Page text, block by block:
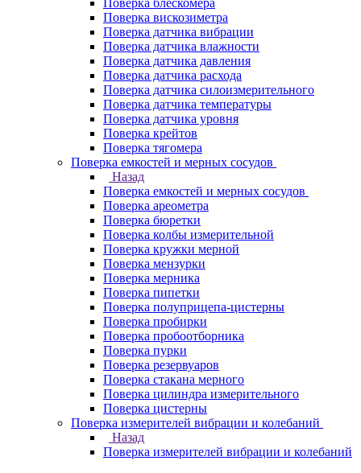
Поверка блескомера
Поверка вискозиметра
Поверка датчика вибрации
Поверка датчика влажности
Поверка датчика давления
Поверка датчика расхода
Поверка датчика силоизмерительного
Поверка датчика температуры
Поверка датчика уровня
Поверка крейтов
Поверка тягомера
Поверка емкостей и мерных сосудов
Назад
Поверка емкостей и мерных сосудов
Поверка ареометра
Поверка бюретки
Поверка колбы измерительной
Поверка кружки мерной
Поверка мензурки
Поверка мерника
Поверка пипетки
Поверка полуприцепа-цистерны
Поверка пробирки
Поверка пробоотборника
Поверка пурки
Поверка резервуаров
Поверка стакана мерного
Поверка цилиндра измерительного
Поверка цистерны
Поверка измерителей вибрации и колебаний
Назад
Поверка измерителей вибрации и колебаний